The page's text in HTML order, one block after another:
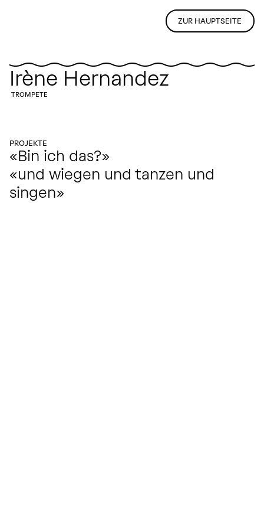
ZUR HAUPTSEITE
Irène Hernandez
TROMPETE
PROJEKTE
«Bin ich das?»
«und wiegen und tanzen und
singen»